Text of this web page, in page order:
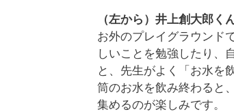
（左から）井上創大郎く
お外のプレイグラウンド
しいことを勉強したり、
と、先生がよく「お水を
筒のお水を飲み終わると
集めるのが楽しみです。